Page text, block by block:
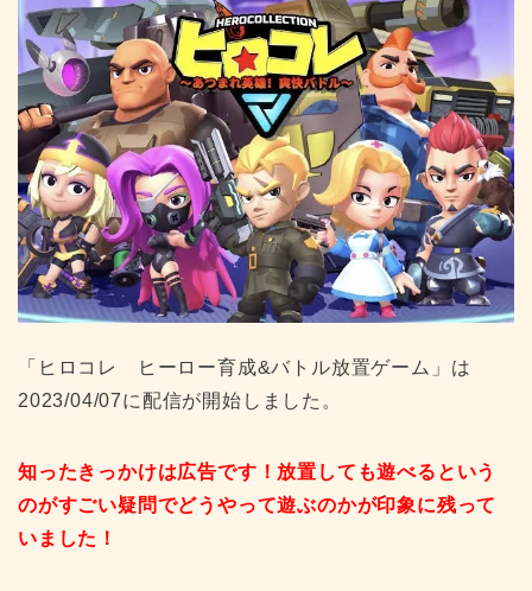
「ヒロコレ ヒーロー育成&バトル放置ゲーム」は
2023/04/07に配信が開始しました。
知ったきっかけは広告です！放置しても遊べるという
のがすごい疑問でどうやって遊ぶのかが印象に残って
いました！